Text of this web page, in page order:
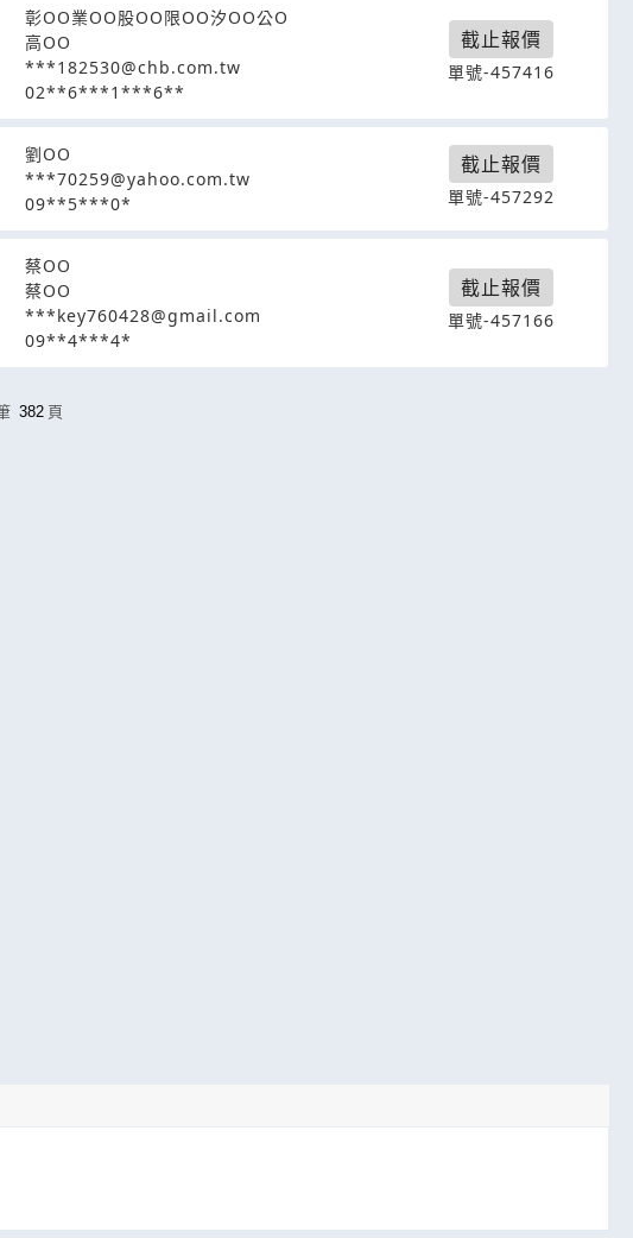
彰OO業OO股OO限OO汐OO公O
高OO
***182530@chb.com.tw
02**6***1***6**
截止報價
單號-457416
劉OO
***70259@yahoo.com.tw
09**5***0*
截止報價
單號-457292
蔡OO
蔡OO
***key760428@gmail.com
09**4***4*
截止報價
單號-457166
382 頁